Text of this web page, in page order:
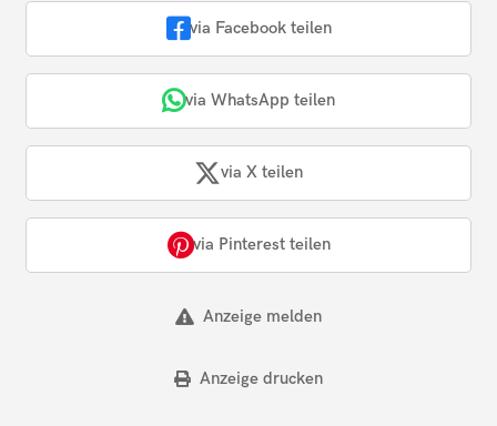
via Facebook teilen
via WhatsApp teilen
via X teilen
via Pinterest teilen
Anzeige melden
Anzeige drucken